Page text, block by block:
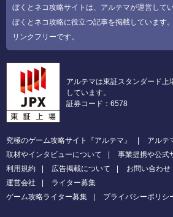
ぼくとネコ攻略サイトは、アルテマが運営して
ぼくとネコ攻略に役立つ記事を掲載しています
リンクフリーです。
アルテマは東証スタンダード
しています。
証券コード：6578
究極のゲーム攻略サイト『アルテマ』
アルテ
取材やインタビューについて
事業提携や公式
利用規約
広告掲載について お問い合わせ
運営会社
ライター募集
ゲーム攻略ライター募集
プライバシーポリシ